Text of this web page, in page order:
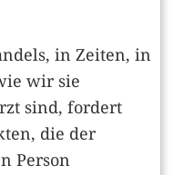
in Zeiten, in
wir sie
sind, fordert
die der
Person